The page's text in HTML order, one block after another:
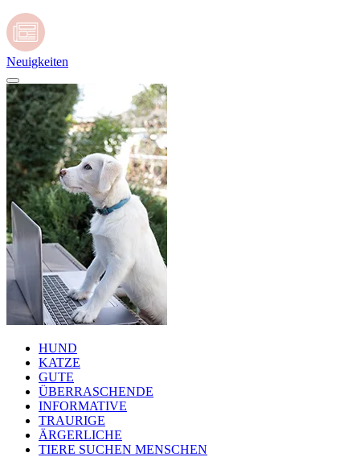
Neuigkeiten
HUND
KATZE
GUTE
ÜBERRASCHENDE
INFORMATIVE
TRAURIGE
ÄRGERLICHE
TIERE SUCHEN MENSCHEN